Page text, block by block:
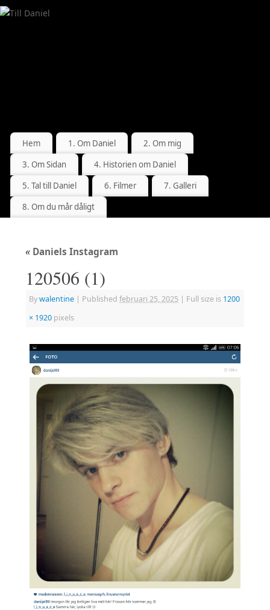
Hem 1. Om Daniel
2. Om mig
3. Om Sidan
4. Historien om Daniel
5. Tal till Daniel
6. Filmer
7. Galleri
8. Om du mår dåligt
« Daniels Instagram
120506 (1)
Bywalentine | Published februari 25, 2025 | Full size is 1200
× 1920 pixels